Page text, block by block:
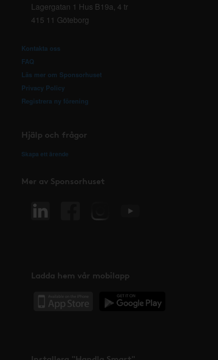
Lagergatan 1 Hus B19a, 4 tr
415 11 Göteborg
Kontakta oss
FAQ
Läs mer om Sponsorhuset
Privacy Policy
Registrera ny förening
Hjälp och frågor
Skapa ett ärende
Mer av Sponsorhuset
Ladda hem vår mobilapp